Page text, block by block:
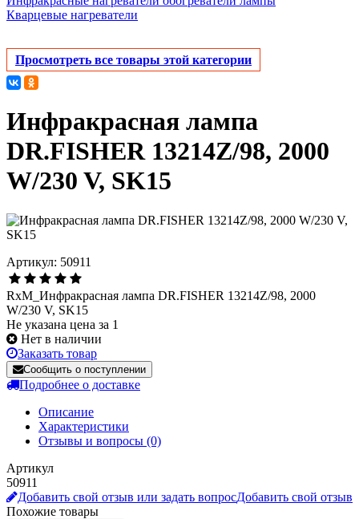
Кварцевые нагреватели
Просмотреть все товары этой категории
Инфракрасная лампа
DR.FISHER 13214Z/98, 2000
W/230 V, SK15
Артикул: 50911
RxM_Инфракрасная лампа DR.FISHER 13214Z/98, 2000
W/230 V, SK15
Не указана цена за 1
Нет в наличии
Заказать товар
Сообщить о поступлении
Подробнее о доставке
Описание
Характеристики
Отзывы и вопросы (0)
Артикул
50911
Добавить свой отзыв или задать вопросДобавить свой отзыв
Похожие товары